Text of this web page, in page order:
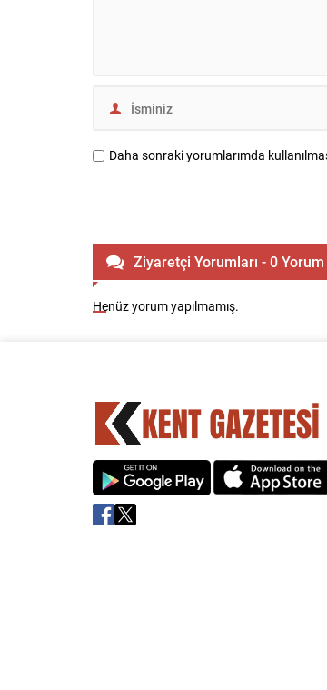
Daha sonraki yorumlarımda
Ziyaretçi Yorumları - 0 Yorum
Henüz yorum yapılmamış.